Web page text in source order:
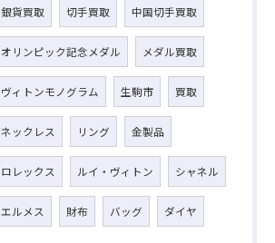
銀貨買取 切手買取 中国切手買取
オリンピック記念メダル メダル買取
ヴィトンモノグラム 生駒市 買取
ネックレス リング 金製品
ロレックス ルイ・ヴィトン シャネル
エルメス 財布 バッグ ダイヤ